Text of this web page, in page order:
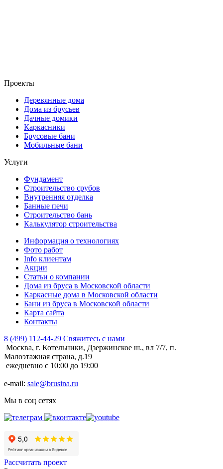
Проекты
Деревянные дома
Дома из брусьев
Дачные домики
Каркасники
Брусовые бани
Мобильные бани
Услуги
Фундамент
Строительство срубов
Внутренняя отделка
Банные печи
Строительство бань
Калькулятор строительства
Информация о технологиях
Фото работ
Info клиентам
Акции
Статьи о компании
Дома из бруса в Московской области
Каркасные дома в Московской области
Бани из бруса в Московской области
Карта сайта
Контакты
8 (499) 112-44-29 Свяжитесь с нами
Москва, г. Котельники, Дзержинское ш., вл 7/7, п.
Малоэтажная страна, д.19
ежедневно с 10:00 до 19:00
e-mail: sale@brusina.ru
Мы в соц сетях
Рассчитать проект